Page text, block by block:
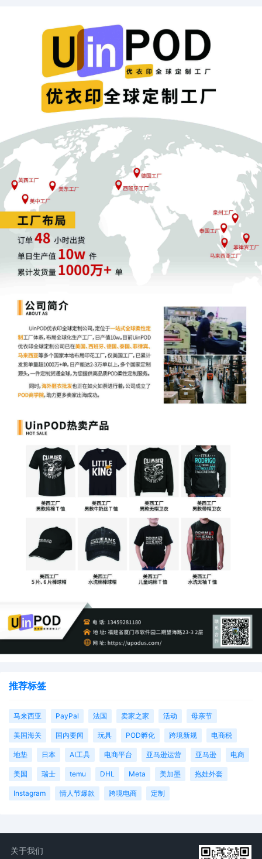
推荐标签
马来西亚 PayPal 法国 卖家之家 活动 母亲节
美国海关 国内要闻 玩具 POD孵化 跨境新规 电商税
地垫 日本 AI工具 电商平台 亚马逊运营 亚马逊 电商
美国 瑞士 temu DHL Meta 美加墨 抱娃外套
Instagram 情人节爆款 跨境电商 定制
关于我们